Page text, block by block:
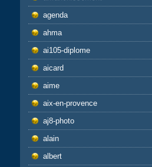
agenda
ahma
ai105-diplome
aicard
aime
aix-en-provence
aj8-photo
alain
albert